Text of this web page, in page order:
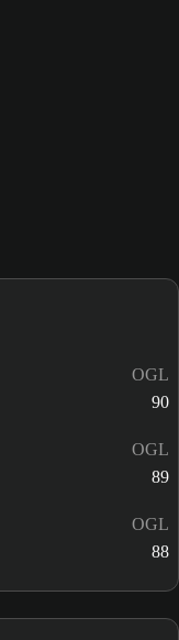
OGL
90
OGL
89
OGL
88